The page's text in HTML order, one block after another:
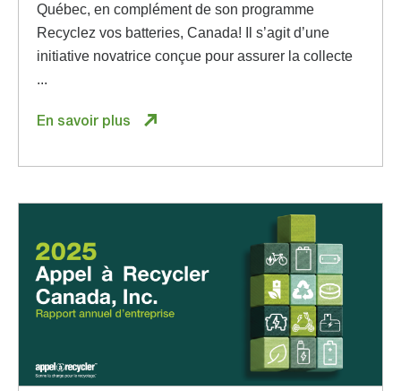
Québec, en complément de son programme
Recyclez vos batteries, Canada! Il s’agit d’une
initiative novatrice conçue pour assurer la collecte
...
En savoir plus